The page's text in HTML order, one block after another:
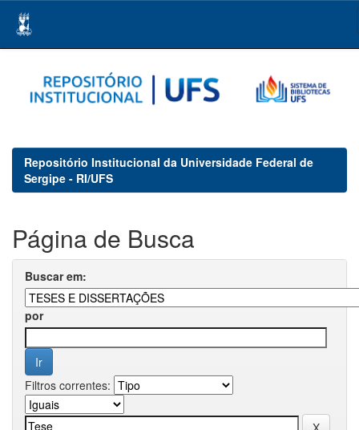
navigation
Repositório Institucional da Universidade Federal de
Sergipe - RI/UFS
Página de Busca
Buscar em:
por
Filtros correntes: